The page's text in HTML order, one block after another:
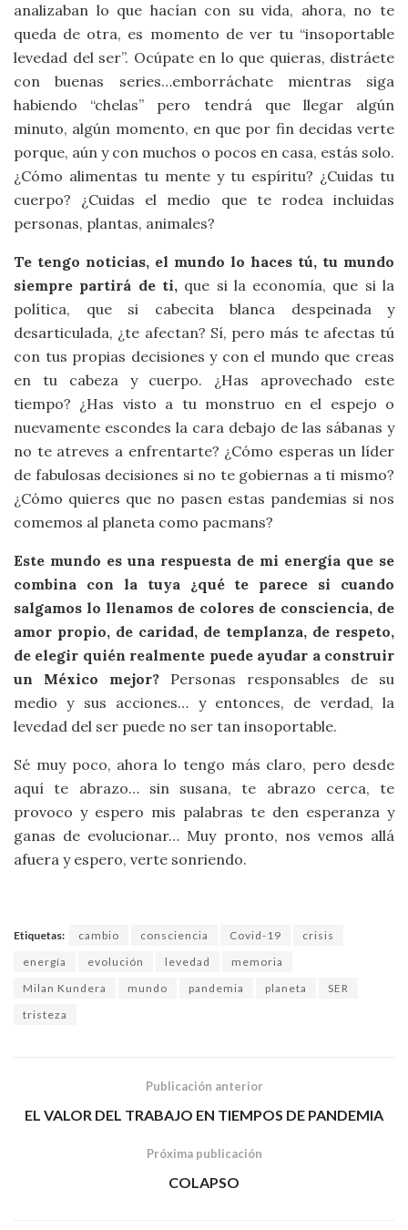
analizaban lo que hacían con su vida, ahora, no te
queda de otra, es momento de ver tu “insoportable
levedad del ser”. Ocúpate en lo que quieras, distráete
con buenas series…emborráchate mientras siga
habiendo “chelas” pero tendrá que llegar algún
minuto, algún momento, en que por fin decidas verte
porque, aún y con muchos o pocos en casa, estás solo.
¿Cómo alimentas tu mente y tu espíritu? ¿Cuidas tu
cuerpo? ¿Cuidas el medio que te rodea incluidas
personas, plantas, animales?
Te tengo noticias, el mundo lo haces tú, tu mundo
siempre partirá de ti,que si la economía, que si la
política, que si cabecita blanca despeinada y
desarticulada, ¿te afectan? Sí, pero más te afectas tú
con tus propias decisiones y con el mundo que creas
en tu cabeza y cuerpo. ¿Has aprovechado este
tiempo? ¿Has visto a tu monstruo en el espejo o
nuevamente escondes la cara debajo de las sábanas y
no te atreves a enfrentarte? ¿Cómo esperas un líder
de fabulosas decisiones si no te gobiernas a ti mismo?
¿Cómo quieres que no pasen estas pandemias si nos
comemos al planeta como pacmans?
Este mundo es una respuesta de mi energía que se
combina con la tuya ¿qué te parece si cuando
salgamos lo llenamos de colores de consciencia, de
amor propio, de caridad, de templanza, de respeto,
de elegir quién realmente puede ayudar a construir
un México mejor? Personas responsables de su
medio y sus acciones… y entonces, de verdad, la
levedad del ser puede no ser tan insoportable.
Sé muy poco, ahora lo tengo más claro, pero desde
aquí te abrazo… sin susana, te abrazo cerca, te
provoco y espero mis palabras te den esperanza y
ganas de evolucionar… Muy pronto, nos vemos allá
afuera y espero, verte sonriendo.
Etiquetas: cambio consciencia Covid-19
crisis
energía
evolución levedad
memoria
Milan Kundera
mundo pandemia planeta
SER
tristeza
Publicación anterior
EL VALOR DEL TRABAJO EN TIEMPOS DE PANDEMIA
Próxima publicación
COLAPSO